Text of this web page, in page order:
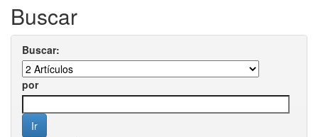
Buscar
Buscar:
por